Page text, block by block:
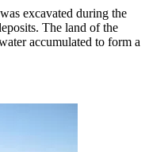
excavated during the
The land of the
accumulated to form a